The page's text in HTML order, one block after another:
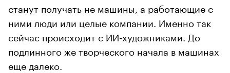
станут получать не машины, а работающие с
ними люди или целые компании. Именно так
сейчас происходит с ИИ-художниками. До
подлинного же творческого начала в машинах
еще далеко.